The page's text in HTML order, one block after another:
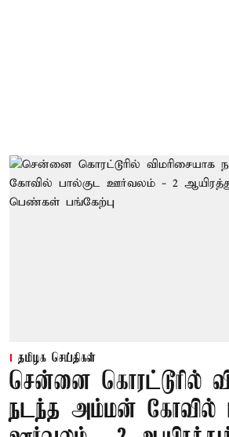
தமிழக செய்திகள்
சென்னை கொரட்டூரில்
நடந்த அம்மன் கோவில்